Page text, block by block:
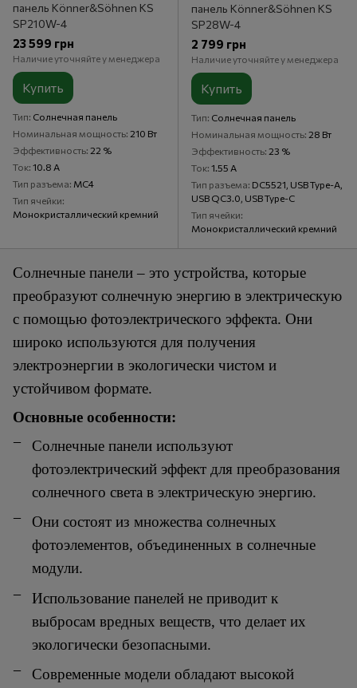
панель Könner&Söhnen KS
SP210W-4
23 599 грн
Наличие уточняйте у менеджера
Купить
Тип Солнечная панель
Номинальная мощность 210 Вт
Эффективность 22 %
Ток 10.8 А
Тип разъема MC4
Тип ячейки
Монокристаллический кремний
панель Könner&Söhnen KS
SP28W-4
2 799 грн
Наличие уточняйте у менеджера
Купить
Тип Солнечная панель
Номинальная мощность 28 Вт
Эффективность 23 %
Ток 1.55 А
Тип разъема DC5521, USB Type-A,
USB QC3.0, USB Type-C
Тип ячейки
Монокристаллический кремний
Солнечные панели – это устройства, которые
преобразуют солнечную энергию в электрическую
с помощью фотоэлектрического эффекта. Они
широко используются для получения
электроэнергии в экологически чистом и
устойчивом формате.
Основные особенности:
Солнечные панели используют
фотоэлектрический эффект для преобразования
солнечного света в электрическую энергию.
Они состоят из множества солнечных
фотоэлементов, объединенных в солнечные
модули.
Использование панелей не приводит к
выбросам вредных веществ, что делает их
экологически безопасными.
Современные модели обладают высокой